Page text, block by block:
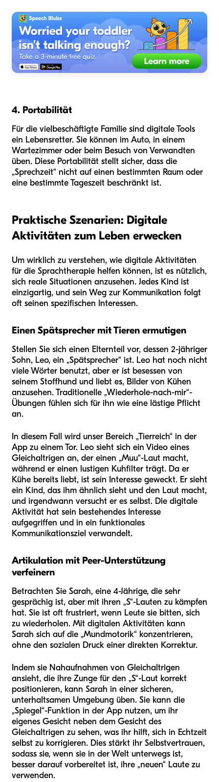
4. Portabilität
Für die vielbeschäftigte Familie sind digitale Tools
ein Lebensretter. Sie können im Auto, in einem
Wartezimmer oder beim Besuch von Verwandten
üben. Diese Portabilität stellt sicher, dass die
„Sprechzeit“ nicht auf einen bestimmten Raum oder
eine bestimmte Tageszeit beschränkt ist.
Praktische Szenarien: Digitale
Aktivitäten zum Leben erwecken
Um wirklich zu verstehen, wie digitale Aktivitäten
für die Sprachtherapie helfen können, ist es nützlich,
sich reale Situationen anzusehen. Jedes Kind ist
einzigartig, und sein Weg zur Kommunikation folgt
oft seinen spezifischen Interessen.
Einen Spätsprecher mit Tieren ermutigen
Stellen Sie sich einen Elternteil vor, dessen 2-jähriger
Sohn, Leo, ein „Spätsprecher“ ist. Leo hat noch nicht
viele Wörter benutzt, aber er ist besessen von
seinem Stoffhund und liebt es, Bilder von Kühen
anzusehen. Traditionelle „Wiederhole-nach-mir“-
Übungen fühlen sich für ihn wie eine lästige Pflicht
an.
In diesem Fall wird unser Bereich „Tierreich“ in der
App zu einem Tor. Leo sieht sich ein Video eines
Gleichaltrigen an, der einen „Muu“-Laut macht,
während er einen lustigen Kuhfilter trägt. Da er
Kühe bereits liebt, ist sein Interesse geweckt. Er sieht
ein Kind, das ihm ähnlich sieht und den Laut macht,
und irgendwann versucht er es selbst. Die digitale
Aktivität hat sein bestehendes Interesse
aufgegriffen und in ein funktionales
Kommunikationsziel verwandelt.
Artikulation mit Peer-Unterstützung
verfeinern
Betrachten Sie Sarah, eine 4-Jährige, die sehr
gesprächig ist, aber mit ihren „S“-Lauten zu kämpfen
hat. Sie ist oft frustriert, wenn Leute sie bitten, sich
zu wiederholen. Mit digitalen Aktivitäten kann
Sarah sich auf die „Mundmotorik“ konzentrieren,
ohne den sozialen Druck einer direkten Korrektur.
Indem sie Nahaufnahmen von Gleichaltrigen
ansieht, die ihre Zunge für den „S“-Laut korrekt
positionieren, kann Sarah in einer sicheren,
unterhaltsamen Umgebung üben. Sie kann die
„Spiegel“-Funktion in der App nutzen, um ihr
eigenes Gesicht neben dem Gesicht des
Gleichaltrigen zu sehen, was ihr hilft, sich in Echtzeit
selbst zu korrigieren. Dies stärkt ihr Selbstvertrauen,
sodass sie, wenn sie in der Welt unterwegs ist,
besser darauf vorbereitet ist, ihre „neuen“ Laute zu
verwenden.